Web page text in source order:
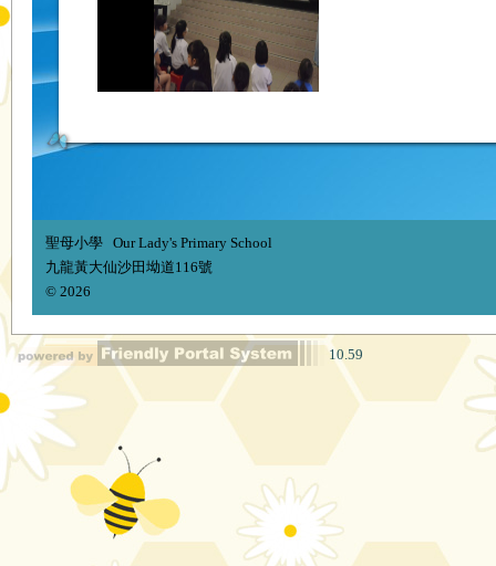
聖母小學 Our Lady's Primary School
九龍黃大仙沙田坳道116號
© 2026
10.59